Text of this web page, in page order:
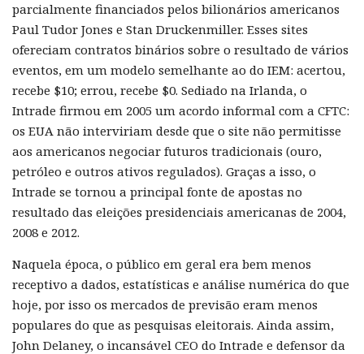
parcialmente financiados pelos bilionários americanos
Paul Tudor Jones e Stan Druckenmiller. Esses sites
ofereciam contratos binários sobre o resultado de vários
eventos, em um modelo semelhante ao do IEM: acertou,
recebe $10; errou, recebe $0. Sediado na Irlanda, o
Intrade firmou em 2005 um acordo informal com a CFTC:
os EUA não interviriam desde que o site não permitisse
aos americanos negociar futuros tradicionais (ouro,
petróleo e outros ativos regulados). Graças a isso, o
Intrade se tornou a principal fonte de apostas no
resultado das eleições presidenciais americanas de 2004,
2008 e 2012.
Naquela época, o público em geral era bem menos
receptivo a dados, estatísticas e análise numérica do que
hoje, por isso os mercados de previsão eram menos
populares do que as pesquisas eleitorais. Ainda assim,
John Delaney, o incansável CEO do Intrade e defensor da